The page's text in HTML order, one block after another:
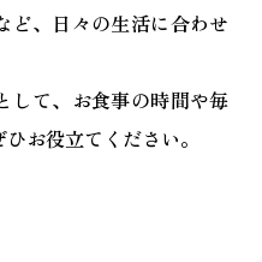
ど、日々の生活に合わせ
して、お食事の時間や毎
お役立てください。